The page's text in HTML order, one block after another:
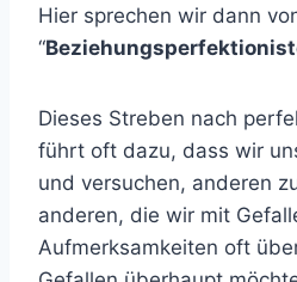
Hier sprechen wir dann
“
Dieses Streben nach
führt oft dazu, dass wir
und versuchen, anderen
anderen, die wir mit
Aufmerksamkeiten oft